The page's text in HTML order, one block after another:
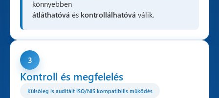
könnyebben
átláthatóvá és kontrollálhatóvá válik.
3
Kontroll és megfelelés
Külsőleg is auditált ISO/NIS kompatibilis működés